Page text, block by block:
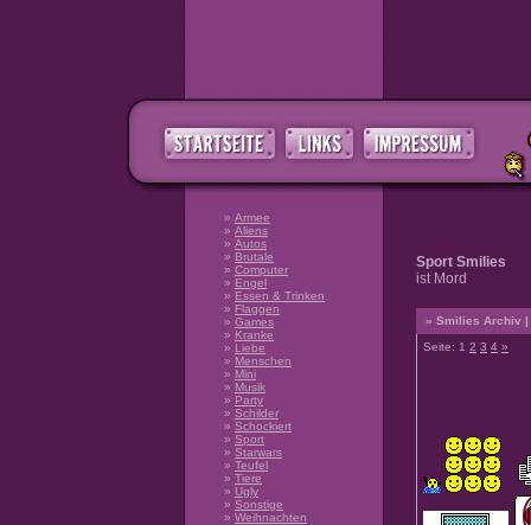
» Armee
» Aliens
» Autos
» Brutale
» Computer
» Engel
» Essen & Trinken
» Flaggen
» Games
» Kranke
» Liebe
» Menschen
» Mini
» Musik
» Party
» Schilder
» Schockiert
» Sport
» Starwars
» Teufel
» Tiere
» Ugly
» Sonstige
» Weihnachten
Sport Smilies
ist Mord
» Smilies Archiv |
Seite: 1 2 3 4 »